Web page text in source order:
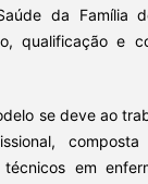
da Família
qualificação e
se deve ao
técnicos em